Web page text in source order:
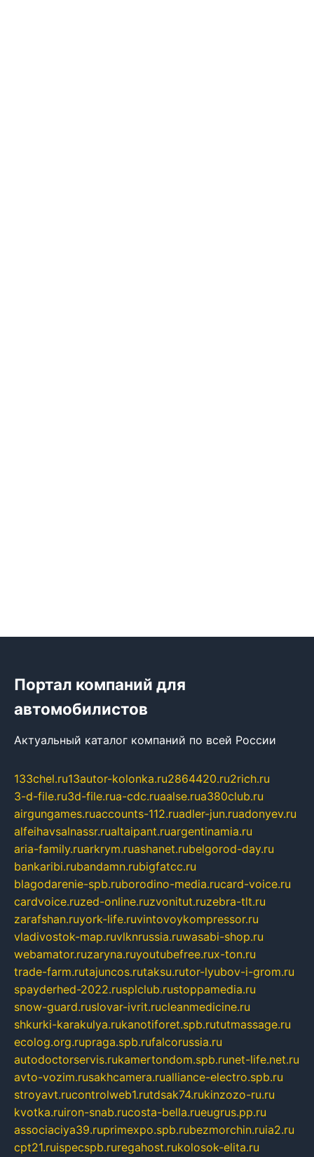
Портал компаний для
автомобилистов
Актуальный каталог компаний по всей России
133chel.ru13autor-kolonka.ru2864420.ru2rich.ru
3-d-file.ru3d-file.rua-cdc.ruaalse.rua380club.ru
airgungames.ruaccounts-112.ruadler-jun.ruadonyev.ru
alfeihavsalnassr.rualtaipant.ruargentinamia.ru
aria-family.ruarkrym.ruashanet.rubelgorod-day.ru
bankaribi.rubandamn.rubigfatcc.ru
blagodarenie-spb.ruborodino-media.rucard-voice.ru
cardvoice.ruzed-online.ruzvonitut.ruzebra-tlt.ru
zarafshan.ruyork-life.ruvintovoykompressor.ru
vladivostok-map.ruvlknrussia.ruwasabi-shop.ru
webamator.ruzaryna.ruyoutubefree.rux-ton.ru
trade-farm.rutajuncos.rutaksu.rutor-lyubov-i-grom.ru
spayderhed-2022.rusplclub.rustoppamedia.ru
snow-guard.ruslovar-ivrit.rucleanmedicine.ru
shkurki-karakulya.rukanotiforet.spb.rututmassage.ru
ecolog.org.rupraga.spb.rufalcorussia.ru
autodoctorservis.rukamertondom.spb.runet-life.net.ru
avto-vozim.rusakhcamera.rualliance-electro.spb.ru
stroyavt.rucontrolweb1.rutdsak74.rukinzozo-ru.ru
kvotka.ruiron-snab.rucosta-bella.rueugrus.pp.ru
associaciya39.ruprimexpo.spb.rubezmorchin.ruia2.ru
cpt21.ruispecspb.ruregahost.rukolosok-elita.ru